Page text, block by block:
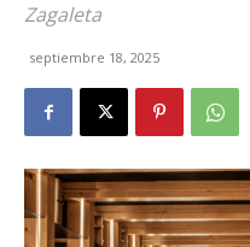
Zagaleta
septiembre 18, 2025